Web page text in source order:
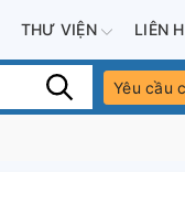
THƯ VIỆN LIÊN
Yêu cầu